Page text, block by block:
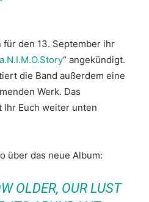
für den 13. September ihr
“ angekündigt.
die Band außerdem eine
Werk. Das
Ihr Euch weiter unten
über das neue Album:
OLDER, OUR LUST